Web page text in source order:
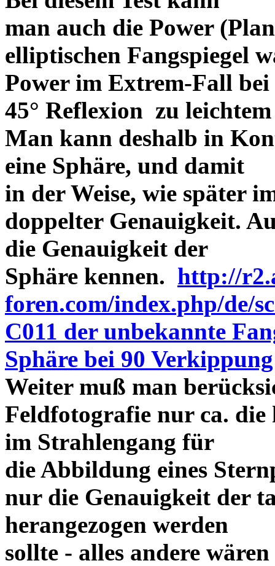
man auch die Power
elliptischen Fangspiegel
Power im Extrem-Fall bei
45° Reflexion zu
Man kann deshalb in
eine Sphäre, und damit
in der Weise, wie später
doppelter Genauigkeit.
die Genauigkeit der
Sphäre kennen. http://
foren.com/index.php/de/
C011 der unbekannte
Sphäre bei 90 Verkippung
Weiter muß man
Feldfotografie nur ca. die
im Strahlengang für
die Abbildung eines
nur die Genauigkeit der
herangezogen werden
sollte - alles andere